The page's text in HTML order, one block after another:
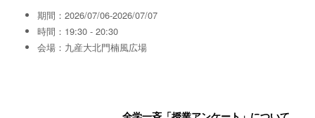
期間：2026/07/06-2026/07/07
時間：19:30 - 20:30
会場：九産大北門楠風広場